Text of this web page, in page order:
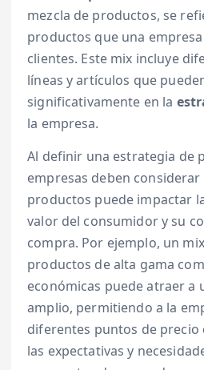
mezcla de productos, se
productos que una
clientes. Este mix incluye
líneas y artículos que
significativamente en la
la empresa.
Al definir una estrategia de
empresas deben
productos puede impactar
valor del consumidor y su
compra. Por ejemplo, un
productos de alta gama
económicas puede atraer a
amplio, permitiendo a la
diferentes puntos de precio
las expectativas y